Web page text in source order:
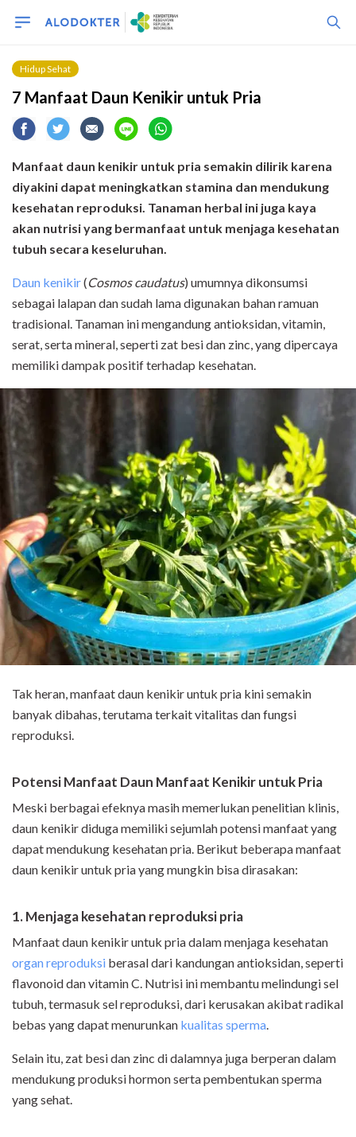
Hidup Sehat
7 Manfaat Daun Kenikir untuk Pria
Manfaat daun kenikir untuk pria semakin dilirik karena
diyakini dapat meningkatkan stamina dan mendukung
kesehatan reproduksi. Tanaman herbal ini juga kaya
akan nutrisi yang bermanfaat untuk menjaga kesehatan
tubuh secara keseluruhan.
Daun kenikir(Cosmos caudatus) umumnya dikonsumsi
sebagai lalapan dan sudah lama digunakan bahan ramuan
tradisional. Tanaman ini mengandung antioksidan, vitamin,
serat, serta mineral, seperti zat besi dan zinc, yang dipercaya
memiliki dampak positif terhadap kesehatan.
Tak heran, manfaat daun kenikir untuk pria kini semakin
banyak dibahas, terutama terkait vitalitas dan fungsi
reproduksi.
Potensi Manfaat Daun Manfaat Kenikir untuk Pria
Meski berbagai efeknya masih memerlukan penelitian klinis,
daun kenikir diduga memiliki sejumlah potensi manfaat yang
dapat mendukung kesehatan pria. Berikut beberapa manfaat
daun kenikir untuk pria yang mungkin bisa dirasakan:
1. Menjaga kesehatan reproduksi pria
Manfaat daun kenikir untuk pria dalam menjaga kesehatan
organ reproduksi berasal dari kandungan antioksidan, seperti
flavonoid dan vitamin C. Nutrisi ini membantu melindungi sel
tubuh, termasuk sel reproduksi, dari kerusakan akibat radikal
bebas yang dapat menurunkan kualitas sperma.
Selain itu, zat besi dan zinc di dalamnya juga berperan dalam
mendukung produksi hormon serta pembentukan sperma
yang sehat.